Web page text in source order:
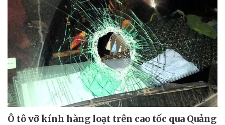
Ô tô vỡ kính hàng loạt trên cao tốc qua Quảng